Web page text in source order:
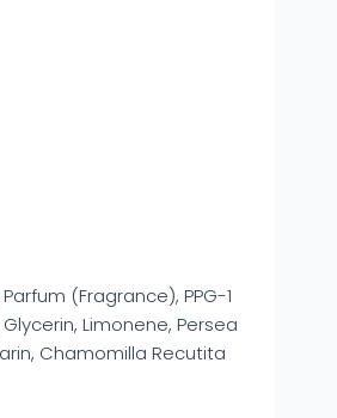
(Fragrance), PPG-1
Limonene, Persea
Chamomilla Recutita